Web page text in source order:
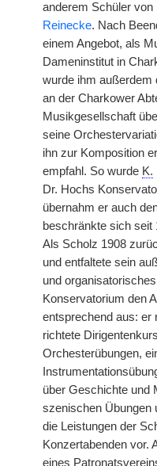
anderem Schüler von
Reinecke. Nach
einem Angebot, als
Dameninstitut in
wurde ihm außerdem
an der Charkower
Musikgesellschaft
seine
ihn zur Komposition
empfahl. So wurde K.
Dr. Hochs
übernahm er auch
beschränkte sich seit
Als Scholz 1908
und entfaltete sein
und
Konservatorium den
entsprechend aus: er
richtete
Orchesterübungen,
über Geschichte und
szenischen Übungen
die Leistungen der
Konzertabenden vor.
eines